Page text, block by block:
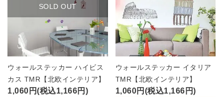
SOLD OUT
ウォールステッカー ハイビス
カス TMR【北欧インテリア】
1,060円(税込1,166円)
ウォールステッカー イタリア
TMR【北欧インテリア】
1,060円(税込1,166円)